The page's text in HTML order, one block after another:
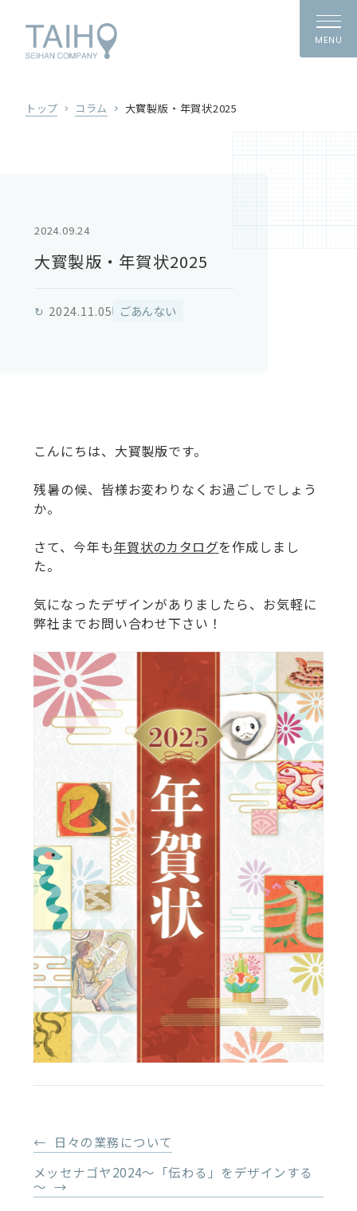
MENU
トップ コラム 大寳製版・年賀状2025
2024.09.24
大寳製版・年賀状2025
↻ 2024.11.05 ごあんない
こんにちは、大寳製版です。
残暑の候、皆様お変わりなくお過ごしでしょう
か。
さて、今年も年賀状のカタログを作成しまし
た。
気になったデザインがありましたら、お気軽に
弊社までお問い合わせ下さい！
日々の業務について
メッセナゴヤ2024～「伝わる」をデザインする
～